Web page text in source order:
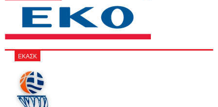
ΕΚΑΣΚ